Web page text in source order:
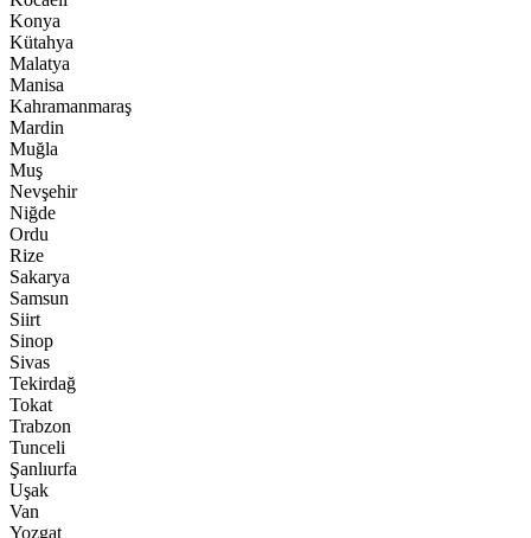
Konya
Kütahya
Malatya
Manisa
Kahramanmaraş
Mardin
Muğla
Muş
Nevşehir
Niğde
Ordu
Rize
Sakarya
Samsun
Siirt
Sinop
Sivas
Tekirdağ
Tokat
Trabzon
Tunceli
Şanlıurfa
Uşak
Van
Yozgat